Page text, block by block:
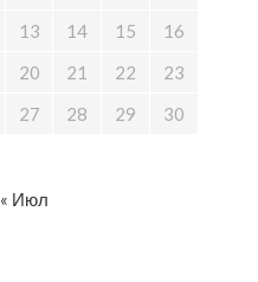
13 14 15
16
20 21 22
23
27 28 29
30
« Июл